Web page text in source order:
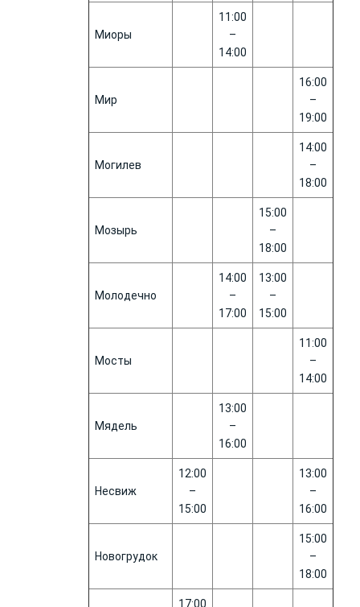
Миоры
11:00
–
14:00
Мир
16:00
–
19:00
Могилев
14:00
–
18:00
Мозырь
15:00
–
18:00
Молодечно
14:00
–
17:00
13:00
–
15:00
Мосты
11:00
–
14:00
Мядель
13:00
–
16:00
Несвиж
12:00
–
15:00
13:00
–
16:00
Новогрудок
15:00
–
18:00
17:00